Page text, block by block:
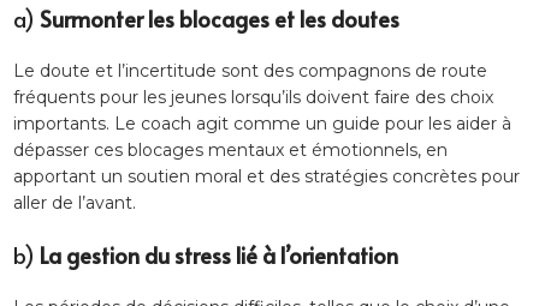
a)Surmonter les blocages et les doutes
Le doute et l’incertitude sont des compagnons de route
fréquents pour les jeunes lorsqu’ils doivent faire des choix
importants. Le coach agit comme un guide pour les aider à
dépasser ces blocages mentaux et émotionnels, en
apportant un soutien moral et des stratégies concrètes pour
aller de l’avant.
b) La gestion du stress lié à l’orientation